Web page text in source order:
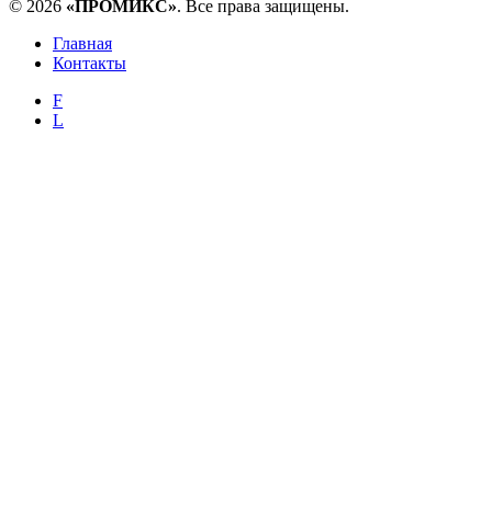
© 2026 «ПРОМИКС». Все права защищены.
Главная
Контакты
F
L